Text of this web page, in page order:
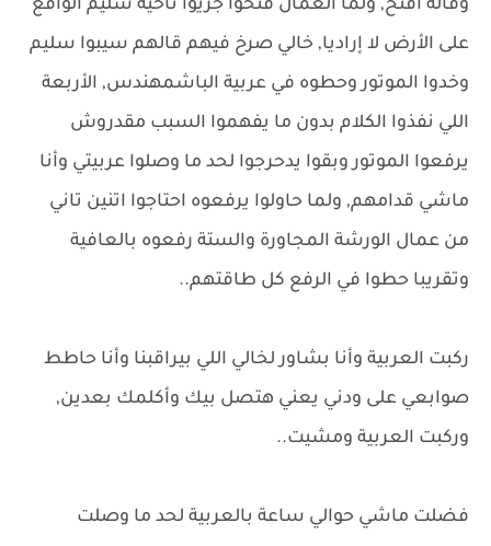
وقاله افتح, ولما العمال فتحوا جريوا ناحية سليم الواقع
على الأرض لا إراديا, خالي صرخ فيهم قالهم سيبوا سليم
وخدوا الموتور وحطوه في عربية الباشمهندس, الأربعة
اللي نفذوا الكلام بدون ما يفهموا السبب مقدروش
يرفعوا الموتور وبقوا يدحرجوا لحد ما وصلوا عربيتي وأنا
ماشي قدامهم, ولما حاولوا يرفعوه احتاجوا اتنين تاني
من عمال الورشة المجاورة والستة رفعوه بالعافية
وتقريبا حطوا في الرفع كل طاقتهم..
ركبت العربية وأنا بشاور لخالي اللي بيراقبنا وأنا حاطط
صوابعي على ودني يعني هتصل بيك وأكلمك بعدين,
وركبت العربية ومشيت..
فضلت ماشي حوالي ساعة بالعربية لحد ما وصلت